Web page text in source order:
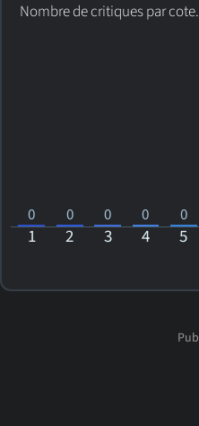
Nombre de critiques par cote.
0 0 0 0 0
1 2 3 4 5